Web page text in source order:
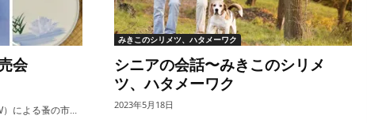
会
による蚤の市...
みきこのシリメツ、ハタメーワク
シニアの会話〜みきこのシリメ
ツ、ハタメーワク
2023年5月18日